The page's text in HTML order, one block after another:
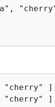
"cherry"